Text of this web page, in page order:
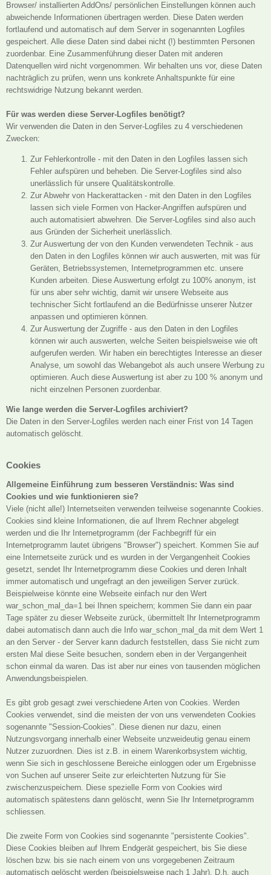
Browser/ installierten AddOns/ persönlichen Einstellungen können auch
abweichende Informationen übertragen werden. Diese Daten werden
fortlaufend und automatisch auf dem Server in sogenannten Logfiles
gespeichert. Alle diese Daten sind dabei nicht (!) bestimmten Personen
zuordenbar. Eine Zusammenführung dieser Daten mit anderen
Datenquellen wird nicht vorgenommen. Wir behalten uns vor, diese Daten
nachträglich zu prüfen, wenn uns konkrete Anhaltspunkte für eine
rechtswidrige Nutzung bekannt werden.
Für was werden diese Server-Logfiles benötigt?
Wir verwenden die Daten in den Server-Logfiles zu 4 verschiedenen
Zwecken:
Zur Fehlerkontrolle - mit den Daten in den Logfiles lassen sich
Fehler aufspüren und beheben. Die Server-Logfiles sind also
unerlässlich für unsere Qualitätskontrolle.
Zur Abwehr von Hackerattacken - mit den Daten in den Logfiles
lassen sich viele Formen von Hacker-Angriffen aufspüren und
auch automatisiert abwehren. Die Server-Logfiles sind also auch
aus Gründen der Sicherheit unerlässlich.
Zur Auswertung der von den Kunden verwendeten Technik - aus
den Daten in den Logfiles können wir auch auswerten, mit was für
Geräten, Betriebssystemen, Internetprogrammen etc. unsere
Kunden arbeiten. Diese Auswertung erfolgt zu 100% anonym, ist
für uns aber sehr wichtig, damit wir unsere Webseite aus
technischer Sicht fortlaufend an die Bedürfnisse unserer Nutzer
anpassen und optimieren können.
Zur Auswertung der Zugriffe - aus den Daten in den Logfiles
können wir auch auswerten, welche Seiten beispielsweise wie oft
aufgerufen werden. Wir haben ein berechtigtes Interesse an dieser
Analyse, um sowohl das Webangebot als auch unsere Werbung zu
optimieren. Auch diese Auswertung ist aber zu 100 % anonym und
nicht einzelnen Personen zuordenbar.
Wie lange werden die Server-Logfiles archiviert?
Die Daten in den Server-Logfiles werden nach einer Frist von 14 Tagen
automatisch gelöscht.
Cookies
Allgemeine Einführung zum besseren Verständnis: Was sind
Cookies und wie funktionieren sie?
Viele (nicht alle!) Internetseiten verwenden teilweise sogenannte Cookies.
Cookies sind kleine Informationen, die auf Ihrem Rechner abgelegt
werden und die Ihr Internetprogramm (der Fachbegriff für ein
Internetprogramm lautet übrigens "Browser") speichert. Kommen Sie auf
eine Internetseite zurück und es wurden in der Vergangenheit Cookies
gesetzt, sendet Ihr Internetprogramm diese Cookies und deren Inhalt
immer automatisch und ungefragt an den jeweiligen Server zurück.
Beispielweise könnte eine Webseite einfach nur den Wert
war_schon_mal_da=1 bei Ihnen speichern; kommen Sie dann ein paar
Tage später zu dieser Webseite zurück, übermittelt Ihr Internetprogramm
dabei automatisch dann auch die Info war_schon_mal_da mit dem Wert 1
an den Server - der Server kann dadurch feststellen, dass Sie nicht zum
ersten Mal diese Seite besuchen, sondern eben in der Vergangenheit
schon einmal da waren. Das ist aber nur eines von tausenden möglichen
Anwendungsbeispielen.
Es gibt grob gesagt zwei verschiedene Arten von Cookies. Werden
Cookies verwendet, sind die meisten der von uns verwendeten Cookies
sogenannte "Session-Cookies". Diese dienen nur dazu, einen
Nutzungsvorgang innerhalb einer Webseite unzweideutig genau einem
Nutzer zuzuordnen. Dies ist z.B. in einem Warenkorbsystem wichtig,
wenn Sie sich in geschlossene Bereiche einloggen oder um Ergebnisse
von Suchen auf unserer Seite zur erleichterten Nutzung für Sie
zwischenzuspeichern. Diese spezielle Form von Cookies wird
automatisch spätestens dann gelöscht, wenn Sie Ihr Internetprogramm
schliessen.
Die zweite Form von Cookies sind sogenannte "persistente Cookies".
Diese Cookies bleiben auf Ihrem Endgerät gespeichert, bis Sie diese
löschen bzw. bis sie nach einem von uns vorgegebenen Zeitraum
automatisch gelöscht werden (beispielsweise nach 1 Jahr). D.h. auch